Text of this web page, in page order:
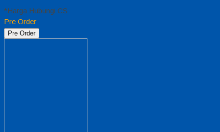
*Harga Hubungi CS
Pre Order
Pre Order